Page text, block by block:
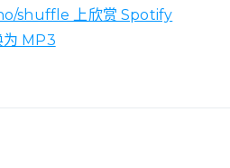
shuffle 上欣赏 Spotify
MP3